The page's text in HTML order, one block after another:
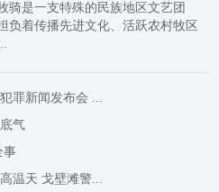
骑是一支特殊的民族地区文艺团
负着传播先进文化、活跃农村牧区
罪新闻发布会 ...
气
事
温天 戈壁滩警...